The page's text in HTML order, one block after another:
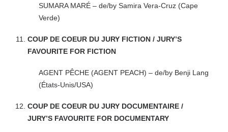
SUMARA MARÉ – de/by Samira Vera-Cruz (Cape
Verde)
COUP DE COEUR DU JURY FICTION / JURY’S
FAVOURITE FOR FICTION
AGENT PÊCHE (AGENT PEACH) – de/by Benji Lang
(États-Unis/USA)
COUP DE COEUR DU JURY DOCUMENTAIRE /
JURY’S FAVOURITE FOR DOCUMENTARY